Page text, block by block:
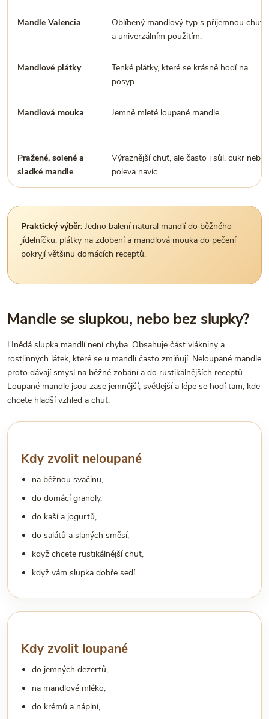
Mandle Valencia
Oblíbený mandlový typ s příjemnou chutí
a univerzálním použitím.
Mandlové plátky
Tenké plátky, které se krásně hodí na
posyp.
Mandlová mouka Jemně mleté loupané mandle.
Pražené, solené a
sladké mandle
Výraznější chuť, ale často i sůl, cukr nebo
poleva navíc.
Praktický výběr: Jedno balení natural mandlí do běžného
jídelníčku, plátky na zdobení a mandlová mouka do pečení
pokryjí většinu domácích receptů.
Mandle se slupkou, nebo bez slupky?
Hnědá slupka mandlí není chyba. Obsahuje část vlákniny a
rostlinných látek, které se u mandlí často zmiňují. Neloupané mandle
proto dávají smysl na běžné zobání a do rustikálnějších receptů.
Loupané mandle jsou zase jemnější, světlejší a lépe se hodí tam, kde
chcete hladší vzhled a chuť.
Kdy zvolit neloupané
na běžnou svačinu,
do domácí granoly,
do kaší a jogurtů,
do salátů a slaných směsí,
když chcete rustikálnější chuť,
když vám slupka dobře sedí.
Kdy zvolit loupané
do jemných dezertů,
na mandlové mléko,
do krémů a náplní,